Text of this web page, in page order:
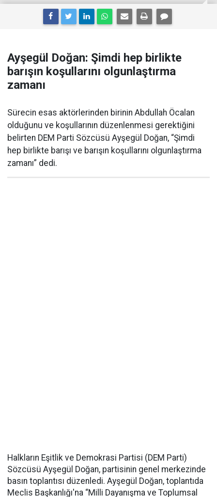
Ayşegül Doğan: Şimdi hep birlikte
barışın koşullarını olgunlaştırma
zamanı
Sürecin esas aktörlerinden birinin Abdullah Öcalan
olduğunu ve koşullarının düzenlenmesi gerektiğini
belirten DEM Parti Sözcüsü Ayşegül Doğan, “Şimdi
hep birlikte barışı ve barışın koşullarını olgunlaştırma
zamanı” dedi.
Halkların Eşitlik ve Demokrasi Partisi (DEM Parti)
Sözcüsü Ayşegül Doğan, partisinin genel merkezinde
basın toplantısı düzenledi. Ayşegül Doğan, toplantıda
Meclis Başkanlığı'na “Milli Dayanışma ve Toplumsal